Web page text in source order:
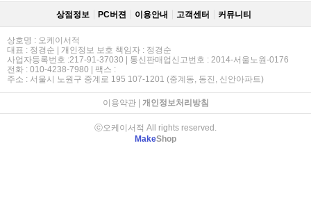
상점정보 PC버젼 이용안내 고객센터 커뮤니티
상호명 : 오케이서적
대표 : 정경순 | 개인정보 보호 책임자 : 정경순
사업자등록번호 :217-91-37030 | 통신판매업신고번호 : 2014-서울노원-0176
전화 : 010-4238-7980 | 팩스 :
주소 : 서울시 노원구 중계로 195 107-1201 (중계동, 동진, 신안아파트)
이용약관| 개인정보처리방침
ⓒ오케이서적 All rights reserved.
MakeShop